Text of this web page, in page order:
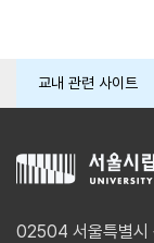
교내 관련 사이트
02504 서울특별시